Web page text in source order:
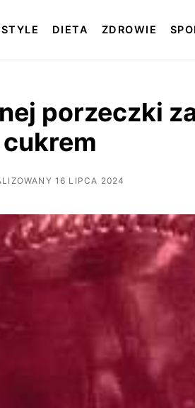
DIETA ZDROWIE
porzeczki
cukrem
16 LIPCA 2024